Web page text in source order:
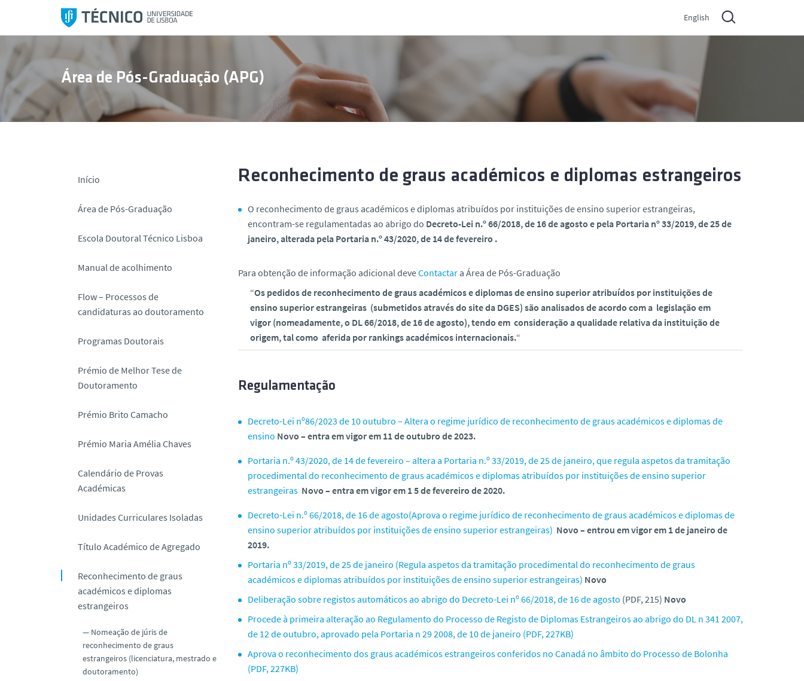
l
English
Área de Pós-Graduação (APG)
Início
Área de Pós-Graduação
Escola Doutoral Técnico Lisboa
Manual de acolhimento
Flow – Processos de
candidaturas ao doutoramento
Programas Doutorais
Prémio de Melhor Tese de
Doutoramento
Prémio Brito Camacho
Prémio Maria Amélia Chaves
Calendário de Provas
Académicas
Unidades Curriculares Isoladas
Título Académico de Agregado
Reconhecimento de graus
académicos e diplomas
estrangeiros
Nomeação de júris de
reconhecimento de graus
estrangeiros (licenciatura, mestrado e
doutoramento)
Reconhecimento de graus académicos e diplomas estrangeiros
O reconhecimento de graus académicos e diplomas atribuídos por instituições de ensino superior estrangeiras,
encontram-se regulamentadas ao abrigo do Decreto-Lei n.º 66/2018, de 16 de agosto e pela Portaria nº 33/2019, de 25 de
janeiro, alterada pela Portaria n.º 43/2020, de 14 de fevereiro .
Para obtenção de informação adicional deveContactar a Área de Pós-Graduação
“Os pedidos de reconhecimento de graus académicos e diplomas de ensino superior atribuídos por instituições de
ensino superior estrangeiras (submetidos através do site da DGES) são analisados de acordo com a legislação em
vigor (nomeadamente, o DL 66/2018, de 16 de agosto), tendo em consideração a qualidade relativa da instituição de
origem, tal como aferida por rankings académicos internacionais.“
Regulamentação
Decreto-Lei nº86/2023 de 10 outubro – Altera o regime jurídico de reconhecimento de graus académicos e diplomas de
ensino Novo – entra em vigor em 11 de outubro de 2023.
Portaria n.º 43/2020, de 14 de fevereiro – altera a Portaria n.º 33/2019, de 25 de janeiro, que regula aspetos da tramitação
procedimental do reconhecimento de graus académicos e diplomas atribuídos por instituições de ensino superior
estrangeiras Novo – entra em vigor em 1 5 de fevereiro de 2020.
Decreto-Lei n.º 66/2018, de 16 de agosto(Aprova o regime jurídico de reconhecimento de graus académicos e diplomas de
ensino superior atribuídos por instituições de ensino superior estrangeiras) Novo – entrou em vigor em 1 de janeiro de
2019.
Portaria nº 33/2019, de 25 de janeiro (Regula aspetos da tramitação procedimental do reconhecimento de graus
académicos e diplomas atribuídos por instituições de ensino superior estrangeiras) Novo
Deliberação sobre registos automáticos ao abrigo do Decreto-Lei nº 66/2018, de 16 de agosto (PDF, 215) Novo
Procede à primeira alteração ao Regulamento do Processo de Registo de Diplomas Estrangeiros ao abrigo do DL n 341 2007,
de 12 de outubro, aprovado pela Portaria n 29 2008, de 10 de janeiro (PDF, 227KB)
Aprova o reconhecimento dos graus académicos estrangeiros conferidos no Canadá no âmbito do Processo de Bolonha
(PDF, 227KB)